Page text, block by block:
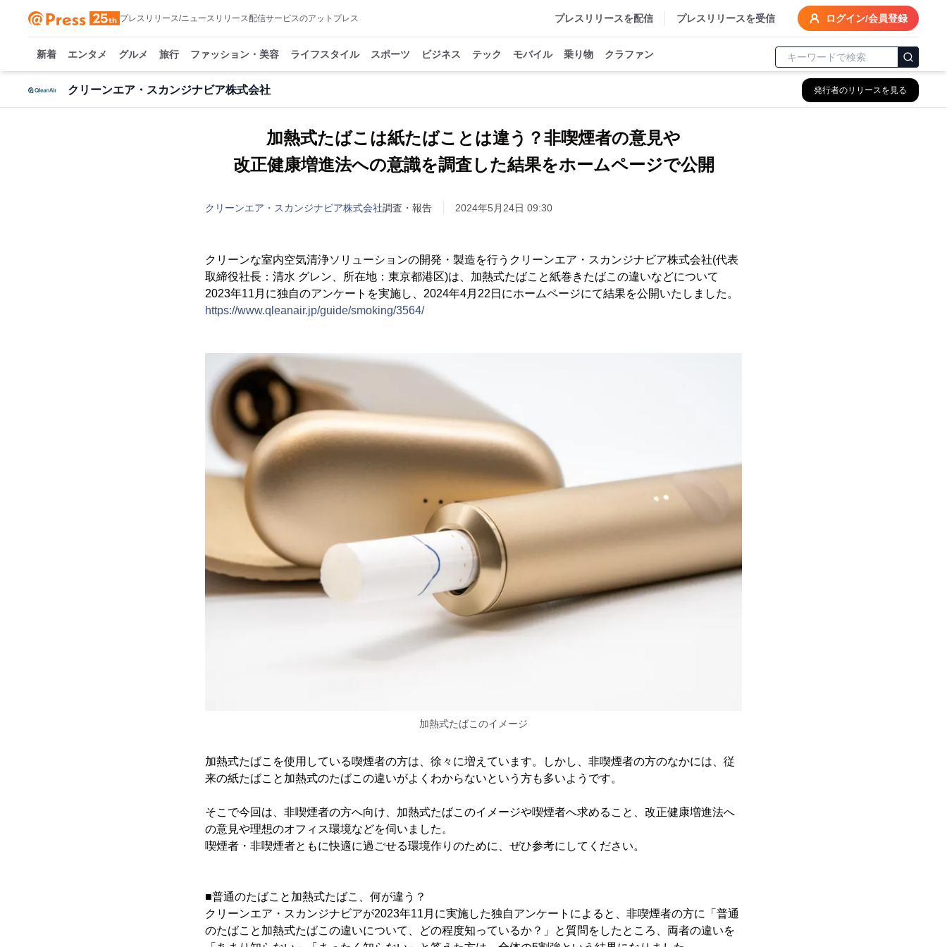
プレスリリース/ニュースリリース配信サービスのアットプレス プレスリリースを配信 プレスリリースを受信 ログイン/会員登録
新着 エンタメ グルメ 旅行 ファッション・美容 ライフスタイル スポーツ ビジネス テック モバイル 乗り物 クラファン
クリーンエア・スカンジナビア株式会社 発行者のリリースを見る
加熱式たばこは紙たばことは違う？非喫煙者の意見や
改正健康増進法への意識を調査した結果をホームページで公開
クリーンエア・スカンジナビア株式会社調査・報告 2024年5月24日 09:30
クリーンな室内空気清浄ソリューションの開発・製造を行うクリーンエア・スカンジナビア株式会社(代表
取締役社長：清水 グレン、所在地：東京都港区)は、加熱式たばこと紙巻きたばこの違いなどについて
2023年11月に独自のアンケートを実施し、2024年4月22日にホームページにて結果を公開いたしました。
https://www.qleanair.jp/guide/smoking/3564/
加熱式たばこのイメージ
加熱式たばこを使用している喫煙者の方は、徐々に増えています。しかし、非喫煙者の方のなかには、従
来の紙たばこと加熱式のたばこの違いがよくわからないという方も多いようです。
そこで今回は、非喫煙者の方へ向け、加熱式たばこのイメージや喫煙者へ求めること、改正健康増進法へ
の意見や理想のオフィス環境などを伺いました。
喫煙者・非喫煙者ともに快適に過ごせる環境作りのために、ぜひ参考にしてください。
■普通のたばこと加熱式たばこ、何が違う？
クリーンエア・スカンジナビアが2023年11月に実施した独自アンケートによると、非喫煙者の方に「普通
のたばこと加熱式たばこの違いについて、どの程度知っているか？」と質問をしたところ、両者の違いを